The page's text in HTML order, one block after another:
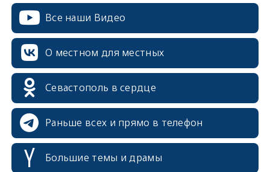
Все наши Видео
О местном для местных
Севастополь в сердце
Раньше всех и прямо в телефон
Большие темы и драмы